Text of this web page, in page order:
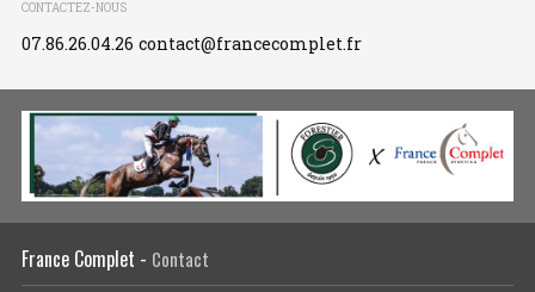
CONTACTEZ-NOUS
07.86.26.04.26 contact@francecomplet.fr
France Complet - Contact